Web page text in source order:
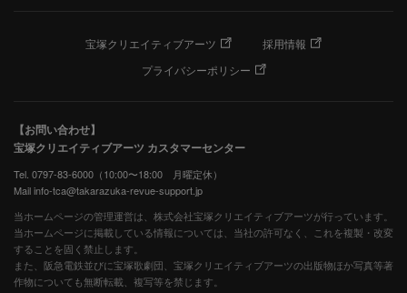
宝塚クリエイティブアーツ
採用情報
プライバシーポリシー
【お問い合わせ】
宝塚クリエイティブアーツ カスタマーセンター
Tel. 0797-83-6000（10:00〜18:00 月曜定休）
Mail info-tca@takarazuka-revue-support.jp
当ホームページの管理運営は、株式会社宝塚クリエイティブアーツが行っています。
当ホームページに掲載している情報については、当社の許可なく、これを複製・改変
することを固く禁止します。
また、阪急電鉄並びに宝塚歌劇団、宝塚クリエイティブアーツの出版物ほか写真等著
作物についても無断転載、複写等を禁じます。